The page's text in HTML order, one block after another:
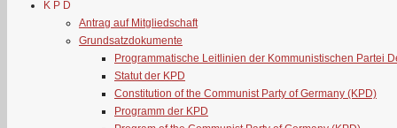
K P D
Antrag auf Mitgliedschaft
Grundsatzdokumente
Programmatische Leitlinien der Kommunistischen Partei
Statut der KPD
Constitution of the Communist Party of Germany (KPD)
Programm der KPD